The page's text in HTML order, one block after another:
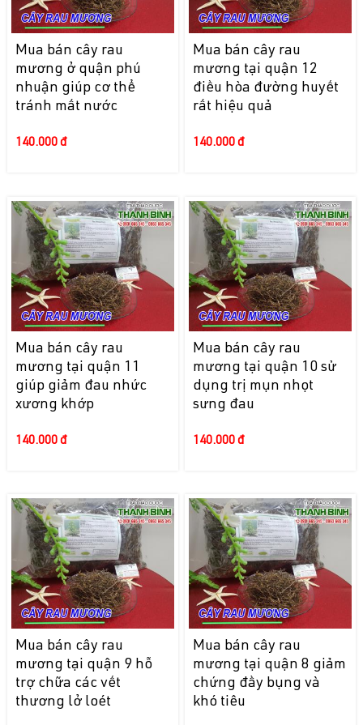
Mua bán cây rau
mương ở quận phú
nhuận giúp cơ thể
tránh mất nước
140.000 đ
Mua bán cây rau
mương tại quận 12
điều hòa đường huyết
rất hiệu quả
140.000 đ
Mua bán cây rau
mương tại quận 11
giúp giảm đau nhức
xương khớp
140.000 đ
Mua bán cây rau
mương tại quận 10 sử
dụng trị mụn nhọt
sưng đau
140.000 đ
Mua bán cây rau
mương tại quận 9 hỗ
trợ chữa các vết
thương lở loét
Mua bán cây rau
mương tại quận 8 giảm
chứng đầy bụng và
khó tiêu